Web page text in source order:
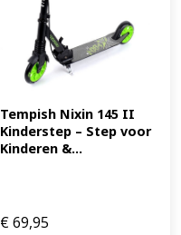
Tempish Nixin 145 II
Kinderstep – Step voor
Kinderen &...
€69,95